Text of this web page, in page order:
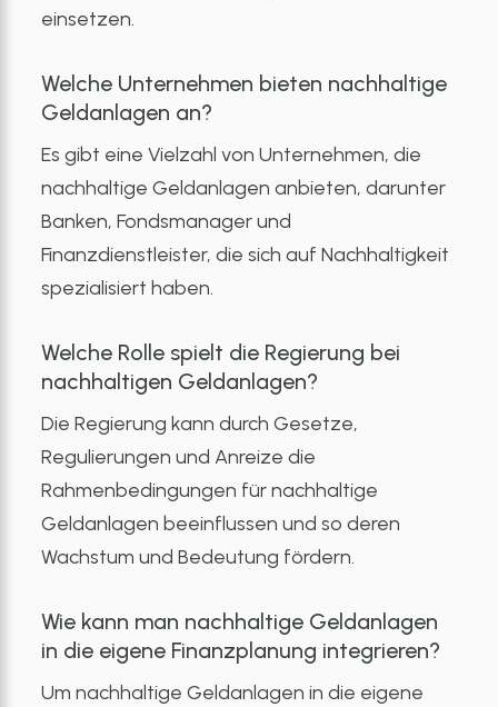
einsetzen.
Welche Unternehmen bieten nachhaltige
Geldanlagen an?
Es gibt eine Vielzahl von Unternehmen, die
nachhaltige Geldanlagen anbieten, darunter
Banken, Fondsmanager und
Finanzdienstleister, die sich auf Nachhaltigkeit
spezialisiert haben.
Welche Rolle spielt die Regierung bei
nachhaltigen Geldanlagen?
Die Regierung kann durch Gesetze,
Regulierungen und Anreize die
Rahmenbedingungen für nachhaltige
Geldanlagen beeinflussen und so deren
Wachstum und Bedeutung fördern.
Wie kann man nachhaltige Geldanlagen
in die eigene Finanzplanung integrieren?
Um nachhaltige Geldanlagen in die eigene